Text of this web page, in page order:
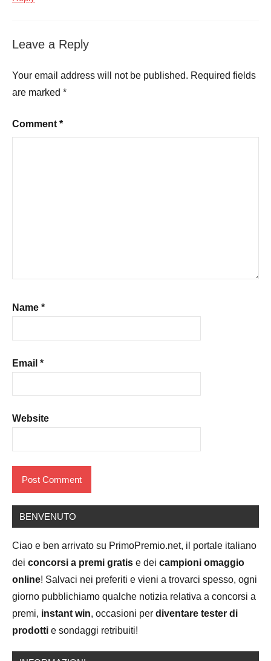
Leave a Reply
Your email address will not be published. Required fields
are marked *
Comment *
Name *
Email *
Website
BENVENUTO
Ciao e ben arrivato su PrimoPremio.net, il portale italiano
dei concorsi a premi gratis e dei campioni omaggio
online! Salvaci nei preferiti e vieni a trovarci spesso, ogni
giorno pubblichiamo qualche notizia relativa a concorsi a
premi, instant win, occasioni per diventare tester di
prodotti e sondaggi retribuiti!